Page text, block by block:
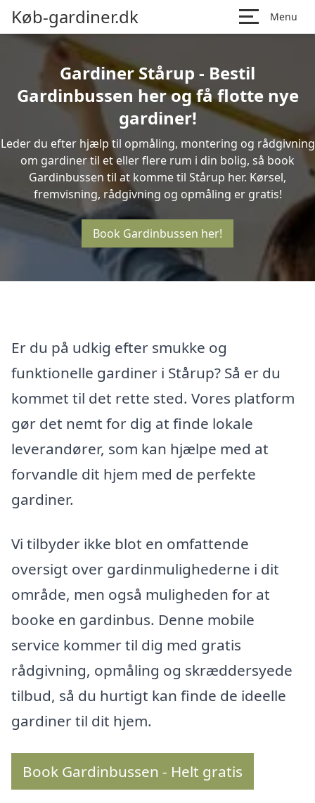
Køb-gardiner.dk Menu
Gardiner Stårup - Bestil
Gardinbussen her og få flotte nye
gardiner!
Leder du efter hjælp til opmåling, montering og rådgivning
om gardiner til et eller flere rum i din bolig, så book
Gardinbussen til at komme til Stårup her. Kørsel,
fremvisning, rådgivning og opmåling er gratis!
Book Gardinbussen her!
Er du på udkig efter smukke og
funktionelle gardiner i Stårup? Så er du
kommet til det rette sted. Vores platform
gør det nemt for dig at finde lokale
leverandører, som kan hjælpe med at
forvandle dit hjem med de perfekte
gardiner.
Vi tilbyder ikke blot en omfattende
oversigt over gardinmulighederne i dit
område, men også muligheden for at
booke en gardinbus. Denne mobile
service kommer til dig med gratis
rådgivning, opmåling og skræddersyede
tilbud, så du hurtigt kan finde de ideelle
gardiner til dit hjem.
Book Gardinbussen - Helt gratis